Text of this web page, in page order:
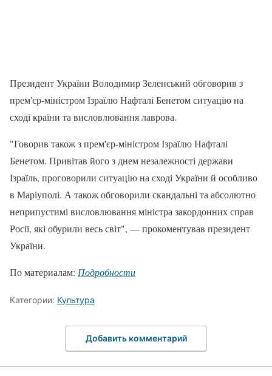
Президент України Володимир Зеленський обговорив з
прем'єр-міністром Ізраїлю Нафталі Бенетом ситуацію на
сході країни та висловлювання лаврова.
"Говорив також з прем'єр-міністром Ізраїлю Нафталі
Бенетом. Привітав його з днем незалежності держави
Ізраїль, проговорили ситуацію на сході України й особливо
в Маріуполі. А також обговорили скандальні та абсолютно
неприпустимі висловлювання міністра закордонних справ
Росії, які обурили весь світ", — прокоментував президент
України.
По материалам: Подробности
Категории: Культура
Добавить комментарий